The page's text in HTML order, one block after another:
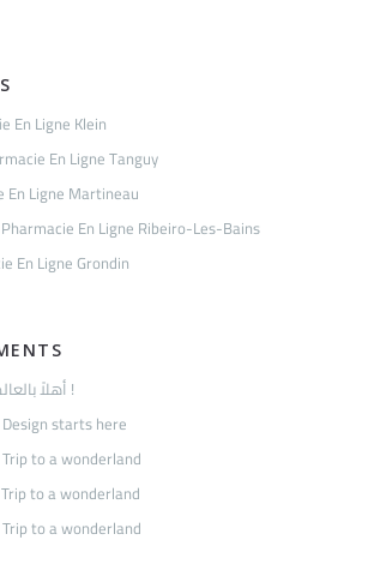
En Ligne Klein
En Ligne Tanguy
En Ligne Martineau
En Ligne Ribeiro-Les-Bains
En Ligne Grondin
أهلاً بالعالم !
Design starts here
Trip to a wonderland
Trip to a wonderland
Trip to a wonderland